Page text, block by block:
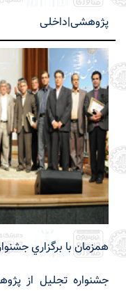
پژوهشی|داخلی
همزمان با برگزاري
جشنواره تجليل از